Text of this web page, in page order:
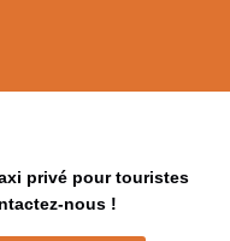
privé pour touristes
nous !